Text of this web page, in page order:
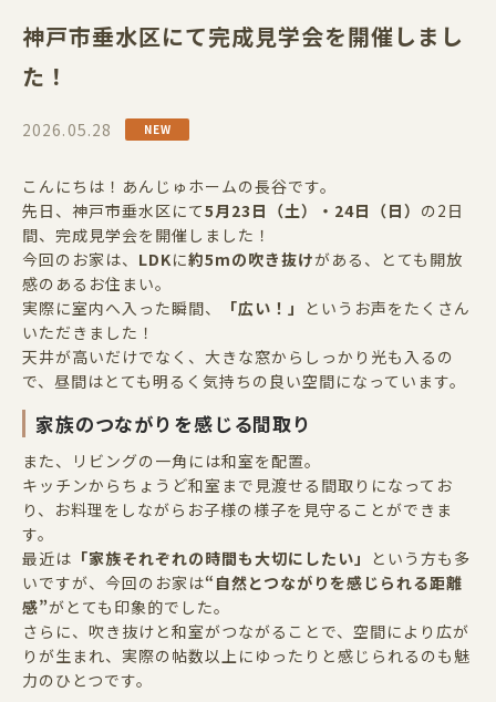
神戸市垂水区にて完成見学会を開催しまし
た！
2026.05.28
こんにちは！あんじゅホームの長谷です。
先日、神戸市垂水区にて5月 23 日（土）・ 24日（日） の 2 日
間、完成見学会を開催しました！
今回のお家は、 LDKに約5mの吹き抜けがある、とても開放
感のあるお住まい。
実際に室内へ入った瞬間、
「広い！」
というお声をたくさん
いただきました！
天井が高いだけでなく、大きな窓からしっかり光も入るの
で、昼間はとても明るく気持ちの良い空間になっています。
家族のつながりを感じる間取り
また、リビングの一角には和室を配置。
キッチンからちょうど和室まで見渡せる間取りになってお
り、お料理をしながらお子様の様子を見守ることができま
す。
最近は 「家族それぞれの時間も大切にしたい」
という方も多
いですが、今回のお家は“ 自然とつながりを感じられる距離
感”がとても印象的でした。
さらに、吹き抜けと和室がつながることで、空間により広が
りが生まれ、実際の帖数以上にゆったりと感じられるのも魅
力のひとつです。